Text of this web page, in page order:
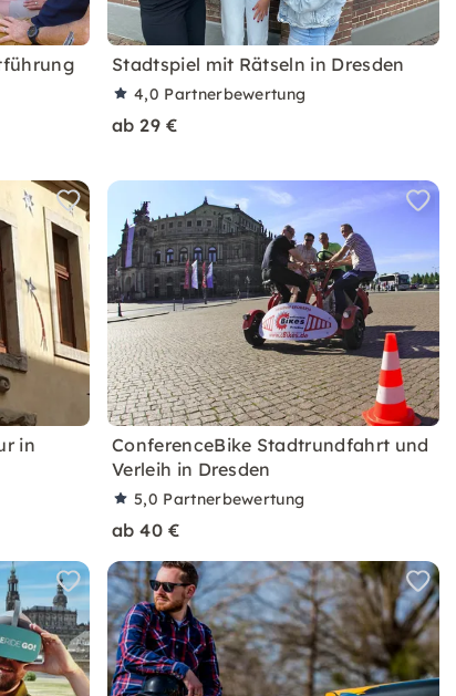
Stadtspiel mit Rätseln in Dresden
4,0 Partnerbewertung
ab 29 €
in
ConferenceBike Stadtrundfahrt und
Verleih in Dresden
5,0 Partnerbewertung
ab 40 €